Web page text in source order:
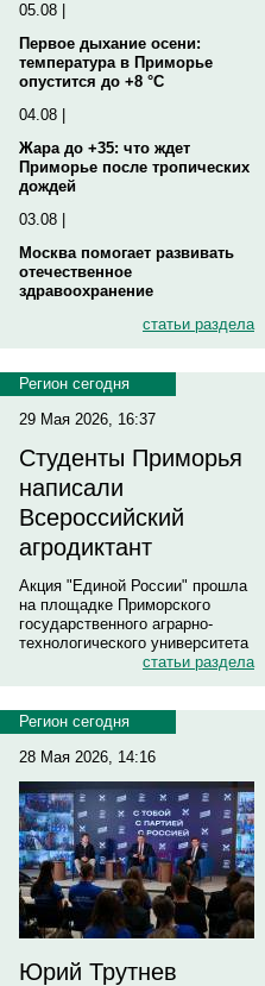
05.08 |
Первое дыхание осени:
температура в Приморье
опустится до +8 °C
04.08 |
Жара до +35: что ждет
Приморье после тропических
дождей
03.08 |
Москва помогает развивать
отечественное
здравоохранение
статьи раздела
Регион сегодня
29 Мая 2026, 16:37
Студенты Приморья
написали
Всероссийский
агродиктант
Акция "Единой России" прошла
на площадке Приморского
государственного аграрно-
технологического университета
статьи раздела
Регион сегодня
28 Мая 2026, 14:16
Юрий Трутнев